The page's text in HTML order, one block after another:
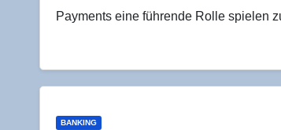
Payments eine führende Rolle spielen
BANKING